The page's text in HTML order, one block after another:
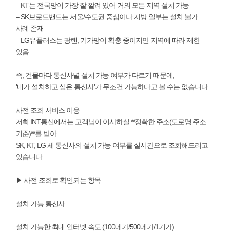
– KT는 전국망이 가장 잘 깔려 있어 거의 모든 지역 설치 가능
– SK브로드밴드는 서울/수도권 중심이나 지방 일부는 설치 불가
사례 존재
– LG유플러스는 광랜, 기가망이 확충 중이지만 지역에 따라 제한
있음
즉, 건물마다 통신사별 설치 가능 여부가 다르기 때문에,
'내가 설치하고 싶은 통신사'가 무조건 가능하다고 볼 수는 없습니다.
사전 조회 서비스 이용
저희 INT통신에서는 고객님이 이사하실 **정확한 주소(도로명 주소
기준)**를 받아
SK, KT, LG 세 통신사의 설치 가능 여부를 실시간으로 조회해드리고
있습니다.
▶ 사전 조회로 확인되는 항목
설치 가능 통신사
설치 가능한 최대 인터넷 속도 (100메가/500메가/1기가)